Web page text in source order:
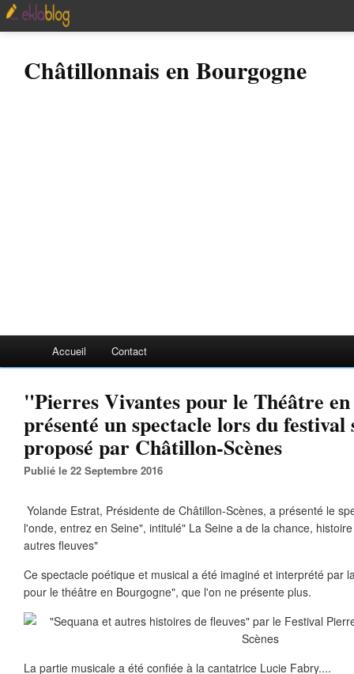
Châtillonnais en Bourgogne
Accueil Contact
"Pierres Vivantes pour le Théâtre
présenté un spectacle lors du festival
proposé par Châtillon-Scènes
Publié le 22 Septembre 2016
Yolande Estrat, Présidente de Châtillon-Scènes, a présenté le
l'onde, entrez en Seine", intitulé" La Seine a de la chance,
autres fleuves"
Ce spectacle poétique et musical a été imaginé et interprété par
pour le théâtre en Bourgogne", que l'on ne présente plus.
La partie musicale a été confiée à la cantatrice Lucie Fabry....